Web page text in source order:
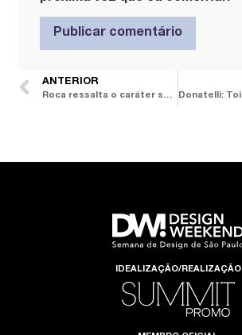
ANTERIOR
Roca ressalta o caráter sustentável e atemporal da coleção Ona
IDEALIZAÇÃO/REALIZAÇÃO